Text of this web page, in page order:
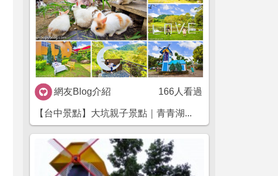
網友Blog介紹 166人看過
【台中景點】大坑親子景點｜青青湖...